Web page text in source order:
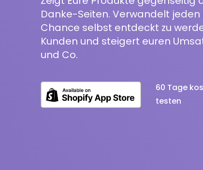
Danke-Seiten. Verwandelt
Chance selbst entdeckt zu
Kunden und steigert euren
und Co.
60 Tage
testen